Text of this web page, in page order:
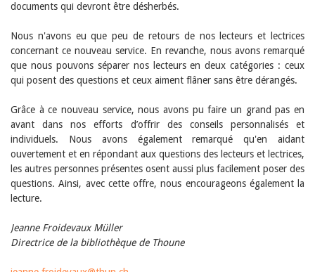
documents qui devront être désherbés.
Nous n'avons eu que peu de retours de nos lecteurs et lectrices
concernant ce nouveau service. En revanche, nous avons remarqué
que nous pouvons séparer nos lecteurs en deux catégories : ceux
qui posent des questions et ceux aiment flâner sans être dérangés.
Grâce à ce nouveau service, nous avons pu faire un grand pas en
avant dans nos efforts d’offrir des conseils personnalisés et
individuels. Nous avons également remarqué qu'en aidant
ouvertement et en répondant aux questions des lecteurs et lectrices,
les autres personnes présentes osent aussi plus facilement poser des
questions. Ainsi, avec cette offre, nous encourageons également la
lecture.
Jeanne Froidevaux Müller
Directrice de la bibliothèque de Thoune